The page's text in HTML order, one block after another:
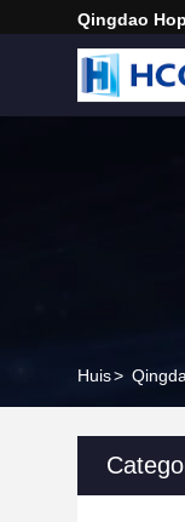
Qingdao
Huis>